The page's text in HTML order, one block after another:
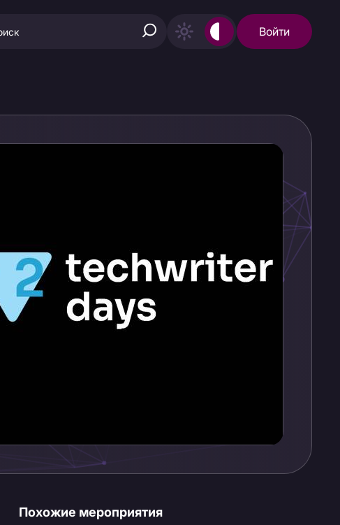
Войти
Похожие мероприятия